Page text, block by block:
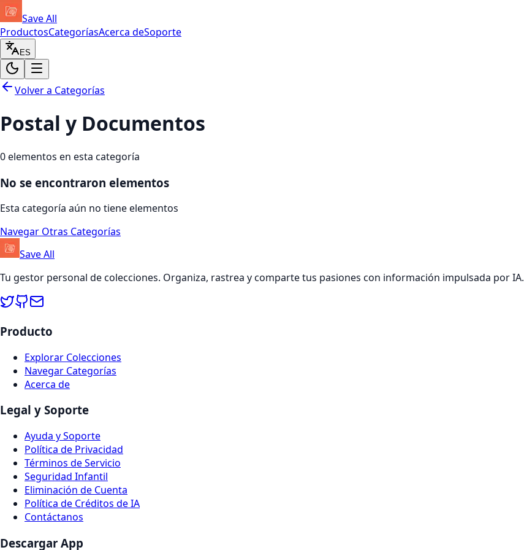
Save All
ProductosCategoríasAcerca deSoporte
ES
Volver a Categorías
Postal y Documentos
0elementos en esta categoría
No se encontraron elementos
Esta categoría aún no tiene elementos
Navegar Otras Categorías
Save All
Tu gestor personal de colecciones. Organiza, rastrea y comparte tus pasiones con información impulsada por IA.
Producto
Explorar Colecciones
Navegar Categorías
Acerca de
Legal y Soporte
Ayuda y Soporte
Política de Privacidad
Términos de Servicio
Seguridad Infantil
Eliminación de Cuenta
Política de Créditos de IA
Contáctanos
Descargar App